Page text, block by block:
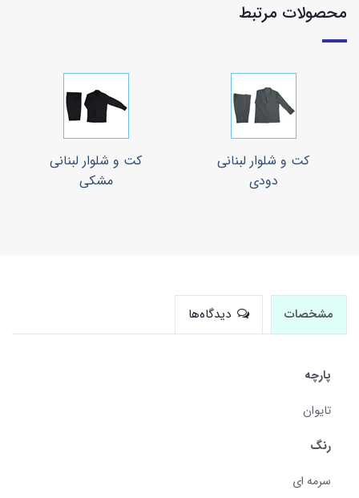
محصولات مرتبط
کت و شلوار لبنانی
دودی
کت و شلوار لبنانی
مشکی
مشخصات دیدگاه‌ها
پارچه
تایوان
رنگ
سرمه ای